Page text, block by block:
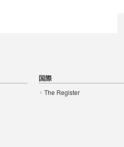
国際
The Register